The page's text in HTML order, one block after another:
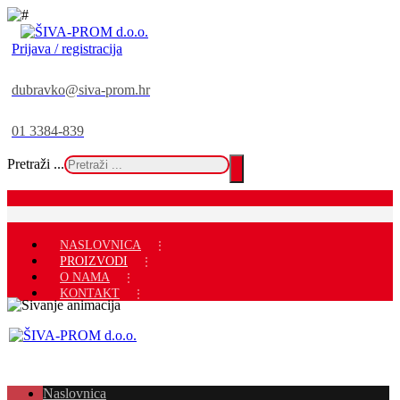
Prijava / registracija
dubravko@siva-prom.hr
01 3384-839
Pretraži ...
NASLOVNICA
PROIZVODI
O NAMA
KONTAKT
Naslovnica